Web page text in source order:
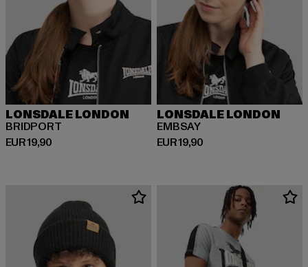
LONSDALE LONDON
BRIDPORT
EUR 19,90
Huidige prijs: EUR 19,90
LONSDALE LONDON
EMBSAY
EUR 19,90
Huidige prijs: EUR 19,90